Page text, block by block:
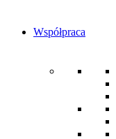
Współpraca